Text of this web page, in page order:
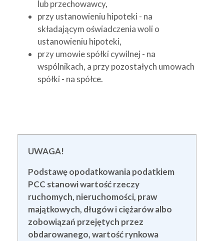
lub przechowawcy,
przy ustanowieniu hipoteki - na
składającym oświadczenia woli o
ustanowieniu hipoteki,
przy umowie spółki cywilnej - na
wspólnikach, a przy pozostałych umowach
spółki - na spółce.
UWAGA!
Podstawę opodatkowania podatkiem
PCC stanowi wartość rzeczy
ruchomych, nieruchomości, praw
majątkowych, długów i ciężarów albo
zobowiązań przejętych przez
obdarowanego, wartość rynkowa